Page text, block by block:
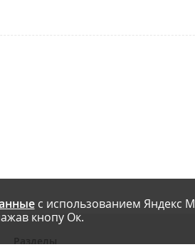
с использованием Яндекс
кнопу Ок.
Разделы